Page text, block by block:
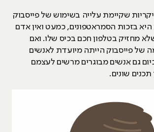
שקיימת עלייה בשימוש של פייסבוק
היא בזכות הסמראטפונים, כמעט ואין אדם
מחזיק בטלפון חכם בכיס שלו. ואם
של פייסבוק הייתה מיועדת לאנשים
גם אנשים מבוגרים מרשים לעצמם
שונים.